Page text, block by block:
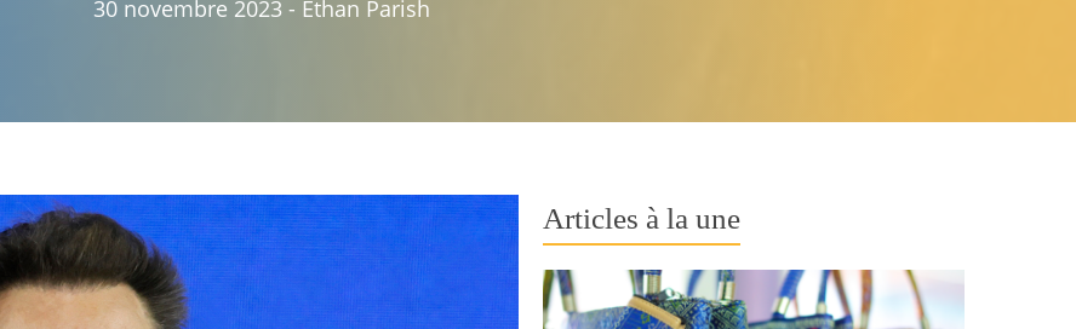
30 novembre 2023 - Ethan Parish
Articles à la une